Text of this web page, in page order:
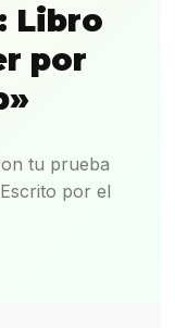
Libro
por
tu prueba
por el